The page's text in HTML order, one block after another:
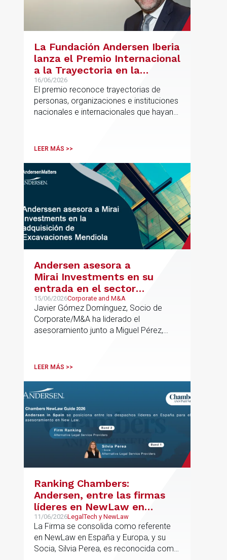
La Fundación Andersen Iberia
lanza el Premio Internacional
a la Trayectoria en la
Promoción de la Educación
16/06/2026
El premio reconoce trayectorias de
personas, organizaciones e instituciones
nacionales e internacionales que hayan
innovación o la equidad educativa
LEER MÁS >>
Andersen asesora a
Mirai Investments en su
entrada en el sector
medioambiental con la
adquisición de la
vasca Excavaciones
Mendiola
15/06/2026Corporate and M&A
Javier Gómez Domínguez, Socio de
Corporate/M&A ha liderado el
asesoramiento junto a Miguel Pérez,
LEER MÁS >>
Ranking Chambers:
Andersen, entre las firmas
líderes en NewLaw en
España y Europa
11/06/2026LegalTech y NewLaw
La Firma se consolida como referente
en NewLaw en España y Europa, y su
Socia, Silvia Perea, es reconocida como